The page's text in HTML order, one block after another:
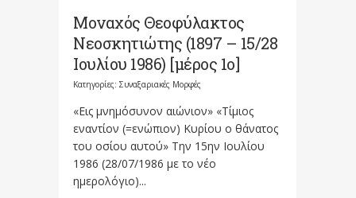
Μοναχός Θεοφύλακτος
Νεοσκητιώτης (1897 – 15/28
Ιουλίου 1986) [μέρος 1ο]
Κατηγορίες: Συναξαριακές Μορφές
«Εις μνημόσυνον αιώνιον» «Τίμιος
εναντίον (=ενώπιον) Κυρίου ο θάνατος
του οσίου αυτού» Την 15ην Ιουλίου
1986 (28/07/1986 με το νέο
ημερολόγιο)...